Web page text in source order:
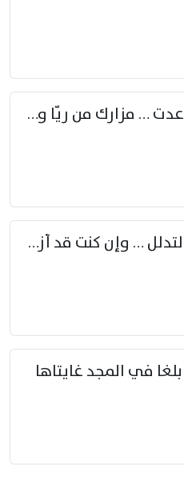
حننت إلى ريّا ونفسك باعدت … مزارك من ريّا وشعباكما معا
أفاطم مهلا بعض هذا التدلل … وإن كنت قد أزمعت صرمي فأجملي
في المجد غايتاها